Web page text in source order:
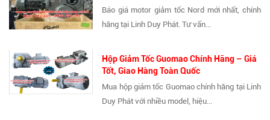
Báo giá motor giảm tốc Nord mới nhất, chính
hãng tại Linh Duy Phát. Tư vấn...
Hộp Giảm Tốc Guomao Chính Hãng – Giá
Tốt, Giao Hàng Toàn Quốc
Mua hộp giảm tốc Guomao chính hãng tại Linh
Duy Phát với nhiều model, hiệu...